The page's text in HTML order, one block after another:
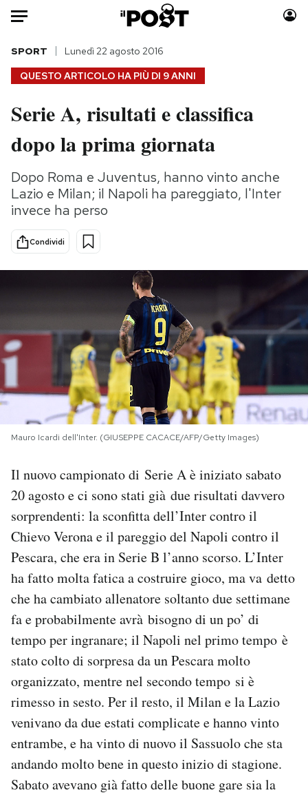
Auto
HOME
Italia
Politica
Tecnologia
Internet
Scienza
Cultura
Economia
Moda
Consumismi
Storie/Idee
Ok Boomer!
PODCAST
NEWSLETTER
I MIEI PREFERITI
SHOP
CALENDARIO
AREA PERSONALE
Area Personale
Notifiche mobile
Regala il Post
Hai bisogno di aiuto?
Esci
QUESTO ARTICOLO HA PIÙ DI 9 ANNI
SPORT Lunedì 22 agosto 2016
Serie A, risultati e classifica
dopo la prima giornata
Dopo Roma e Juventus, hanno vinto anche
Lazio e Milan; il Napoli ha pareggiato, l'Inter
invece ha perso
Condividi
Mauro Icardi dell'Inter. (GIUSEPPE CACACE/AFP/Getty Images)
Il nuovo campionato di Serie A è iniziato sabato
20 agosto e ci sono stati già due risultati davvero
sorprendenti: la sconfitta dell’Inter contro il
Chievo Verona e il pareggio del Napoli contro il
Pescara, che era in Serie B l’anno scorso. L’Inter
ha fatto molta fatica a costruire gioco, ma va detto
che ha cambiato allenatore soltanto due settimane
fa e probabilmente avrà bisogno di un po’ di
tempo per ingranare; il Napoli nel primo tempo è
stato colto di sorpresa da un Pescara molto
organizzato, mentre nel secondo tempo si è
rimesso in sesto. Per il resto, il Milan e la Lazio
venivano da due estati complicate e hanno vinto
entrambe, e ha vinto di nuovo il Sassuolo che sta
andando molto bene in questo inizio di stagione.
Sabato avevano già fatto delle buone gare sia la